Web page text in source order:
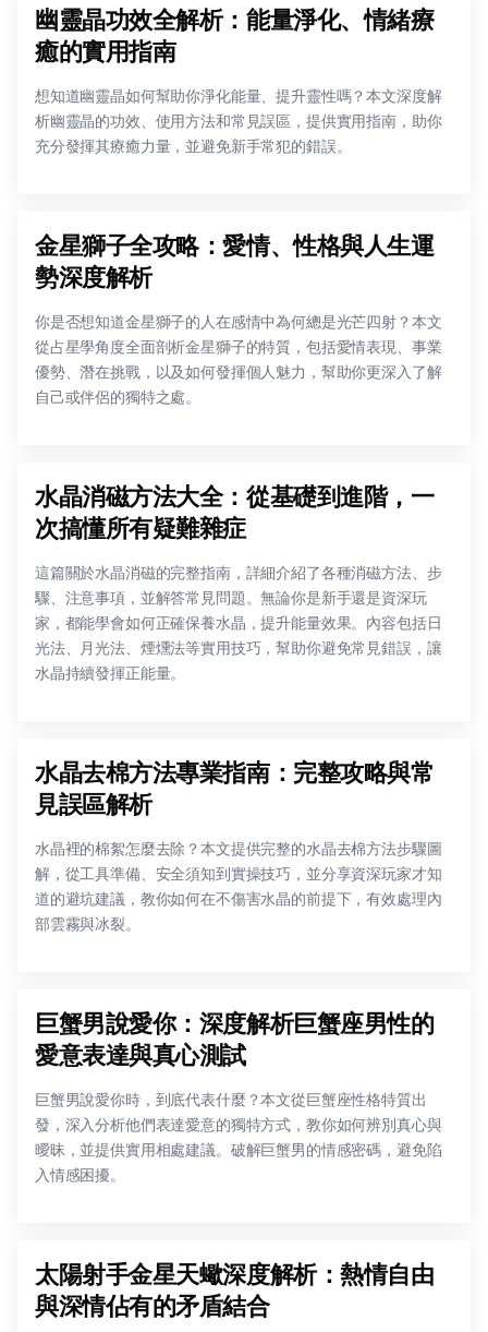
幽靈晶功效全解析：能量淨化、情緒療
癒的實用指南
想知道幽靈晶如何幫助你淨化能量、提升靈性嗎？本文深度解
析幽靈晶的功效、使用方法和常見誤區，提供實用指南，助你
充分發揮其療癒力量，並避免新手常犯的錯誤。
金星獅子全攻略：愛情、性格與人生運
勢深度解析
你是否想知道金星獅子的人在感情中為何總是光芒四射？本文
從占星學角度全面剖析金星獅子的特質，包括愛情表現、事業
優勢、潛在挑戰，以及如何發揮個人魅力，幫助你更深入了解
自己或伴侶的獨特之處。
水晶消磁方法大全：從基礎到進階，一
次搞懂所有疑難雜症
這篇關於水晶消磁的完整指南，詳細介紹了各種消磁方法、步
驟、注意事項，並解答常見問題。無論你是新手還是資深玩
家，都能學會如何正確保養水晶，提升能量效果。內容包括日
光法、月光法、煙燻法等實用技巧，幫助你避免常見錯誤，讓
水晶持續發揮正能量。
水晶去棉方法專業指南：完整攻略與常
見誤區解析
水晶裡的棉絮怎麼去除？本文提供完整的水晶去棉方法步驟圖
解，從工具準備、安全須知到實操技巧，並分享資深玩家才知
道的避坑建議，教你如何在不傷害水晶的前提下，有效處理內
部雲霧與冰裂。
巨蟹男說愛你：深度解析巨蟹座男性的
愛意表達與真心測試
巨蟹男說愛你時，到底代表什麼？本文從巨蟹座性格特質出
發，深入分析他們表達愛意的獨特方式，教你如何辨別真心與
曖昧，並提供實用相處建議。破解巨蟹男的情感密碼，避免陷
入情感困擾。
太陽射手金星天蠍深度解析：熱情自由
與深情佔有的矛盾結合